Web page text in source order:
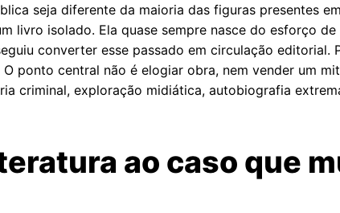
seja diferente da maioria das figuras presentes
livro isolado. Ela quase sempre nasce do esforço
converter esse passado em circulação editorial.
ponto central não é elogiar obra, nem vender um
criminal, exploração midiática, autobiografia
ao caso que